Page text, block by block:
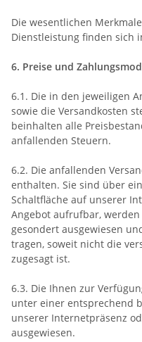
Die wesentlichen
Dienstleistung finden sich
6. Preise und
6.1. Die in den jeweiligen
sowie die Versandkosten
beinhalten alle
anfallenden Steuern.
6.2. Die anfallenden
enthalten. Sie sind über
Schaltfläche auf unserer
Angebot aufrufbar,
gesondert ausgewiesen
tragen, soweit nicht die
zugesagt ist.
6.3. Die Ihnen zur
unter einer entsprechend
unserer Internetpräsenz
ausgewiesen.